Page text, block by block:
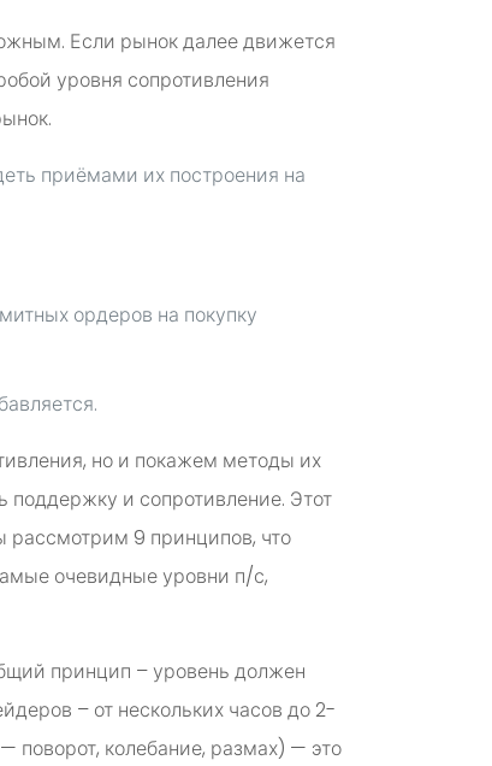
Если рынок далее движется
уровня сопротивления
приёмами их построения на
ордеров на покупку
но и покажем методы их
поддержку и сопротивление. Этот
рассмотрим 9 принципов, что
очевидные уровни п/с,
принцип – уровень должен
– от нескольких часов до 2-
поворот, колебание, размах) — это